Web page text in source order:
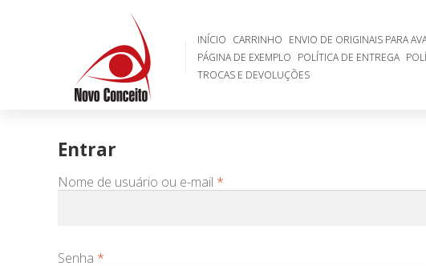
INÍCIO CARRINHO ENVIO DE ORIGINAIS PARA
PÁGINA DE EXEMPLO POLÍTICA DE ENTREGA
TROCAS E DEVOLUÇÕES
CARRINHO
POLÍTICA DE ENTREGA
POLÍTICA DE PRIVACIDADE POLÍTICA DE
Entrar
Nome de usuário ou e-mail *
Senha *